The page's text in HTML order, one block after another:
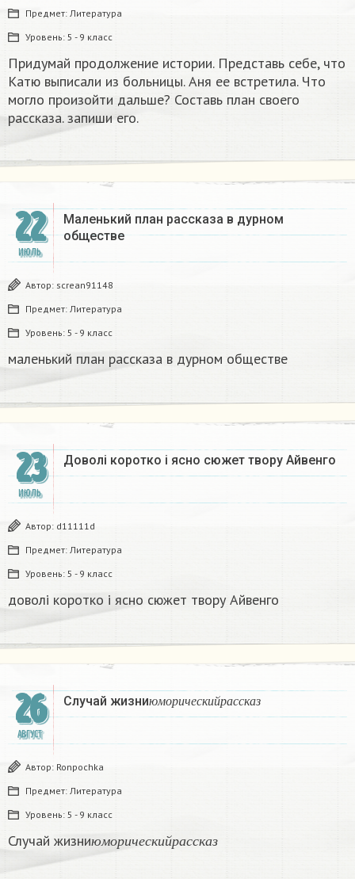
Предмет: Литература
Уровень: 5 - 9 класс
Придумай продолжение истории. Представь себе, что
Катю выписали из больницы. Аня ее встретила. Что
могло произойти дальше? Составь план своего
рассказа. запиши его.
22
ИЮЛЬ
Маленький план рассказа в дурном
обществе
Автор: screan91148
Предмет: Литература
Уровень: 5 - 9 класс
маленький план рассказа в дурном обществе
23
ИЮЛЬ
Доволі коротко і ясно сюжет твору Айвенго​
Автор: d11111d
Предмет: Литература
Уровень: 5 - 9 класс
доволі коротко і ясно сюжет твору Айвенго​
26
АВГУСТ
Случай жизни юмо р и ч е с ки й р а с с ка з
юмори ческ ийрассказ
Автор: Ronpochka
Предмет: Литература
Уровень: 5 - 9 класс
Случай жизни юм о р и ч е с к и й р а с с ка з
ий